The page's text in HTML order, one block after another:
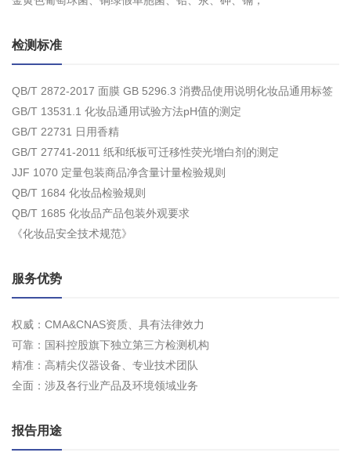
检测标准
QB/T 2872-2017 面膜 GB 5296.3 消费品使用说明化妆品通用标签
GB/T 13531.1 化妆品通用试验方法pH值的测定
GB/T 22731 日用香精
GB/T 27741-2011 纸和纸板可迁移性荧光增白剂的测定
JJF 1070 定量包装商品净含量计量检验规则
QB/T 1684 化妆品检验规则
QB/T 1685 化妆品产品包装外观要求
《化妆品安全技术规范》
服务优势
权威：CMA&CNAS资质、具有法律效力
可靠：国科控股旗下独立第三方检测机构
精准：高精尖仪器设备、专业技术团队
全面：涉及各行业产品及环境领域业务
报告用途